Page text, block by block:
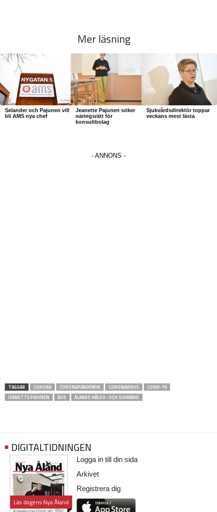
Mer läsning
Selander och Pajunen vill
bli AMS nya chef
Jeanette Pajunen söker
näringsrätt för
konsultbolag
Sjukvårdsdirektör toppar
veckans mest lästa
TAGGAR CORONA CORONAPANDEMIN CORONAVIRUS
COVID-19
JEANETTE PAJUNEN
ÅHS ÅLANDS HÄLSO- OCH SJUKVÅRD
DIGITALTIDNINGEN
Läs dagens Nya Åland
Logga in till din sida
Arkivet
Registrera dig